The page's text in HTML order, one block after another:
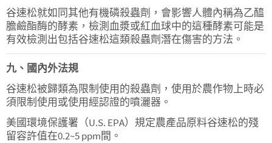
谷速松就如同其他有機磷殺蟲劑，會影響人體內稱為乙醯
膽鹼酯酶的酵素，檢測血漿或紅血球中的這種酵素可能是
有效檢測出包括谷速松這類殺蟲劑潛在傷害的方法。
九、國內外法規
谷速松被歸類為限制使用的殺蟲劑，使用於農作物上時必
須限制使用或使用經認證的噴灑器。
美國環境保護署（U.S. EPA）規定農產品原料谷速松的殘
留容許值在0.2~5 ppm間。